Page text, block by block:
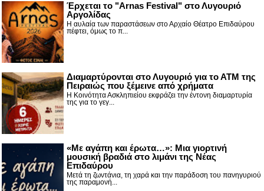
Έρχεται το "Arnas Festival" στο Λυγουριό
Αργολίδας
Η αυλαία των παραστάσεων στο Αρχαίο Θέατρο Επιδαύρου
πέφτει, όμως το π...
Διαμαρτύρονται στο Λυγουριό για το ΑΤΜ της
Πειραιώς που ξέμεινε από χρήματα
Η Κοινότητα Ασκληπιείου εκφράζει την έντονη διαμαρτυρία
της για το γεγ...
«Με αγάπη και έρωτα…»: Μια γιορτινή
μουσική βραδιά στο λιμάνι της Νέας
Επιδαύρου
Μετά τη ζωντάνια, τη χαρά και την παράδοση του πανηγυριού
της παραμονή...